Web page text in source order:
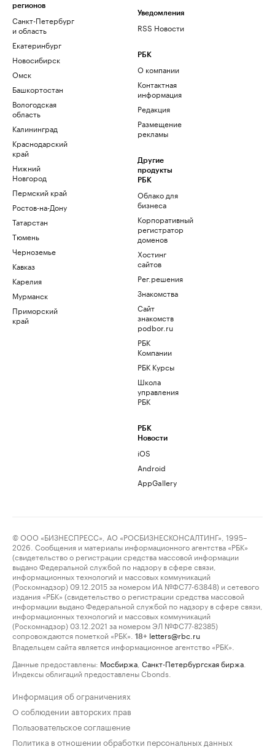
регионов
Санкт-Петербург
и область
Екатеринбург
Новосибирск
Омск
Башкортостан
Вологодская
область
Калининград
Краснодарский
край
Нижний
Новгород
Пермский край
Ростов-на-Дону
Татарстан
Тюмень
Черноземье
Кавказ
Карелия
Мурманск
Приморский
край
Уведомления
RSS Новости
РБК
О компании
Контактная
информация
Редакция
Размещение
рекламы
Другие
продукты
РБК
Облако для
бизнеса
Корпоративный
регистратор
доменов
Хостинг
сайтов
Рег.решения
Знакомства
Сайт
знакомств
podbor.ru
РБК
Компании
РБК Курсы
Школа
управления
РБК
РБК
Новости
iOS
Android
AppGallery
© ООО «БИЗНЕСПРЕСС», АО «РОСБИЗНЕСКОНСАЛТИНГ», 1995–
2026. Сообщения и материалы информационного агентства «РБК»
(свидетельство о регистрации средства массовой информации
выдано Федеральной службой по надзору в сфере связи,
информационных технологий и массовых коммуникаций
(Роскомнадзор) 09.12.2015 за номером ИА №ФС77-63848) и сетевого
издания «РБК» (свидетельство о регистрации средства массовой
информации выдано Федеральной службой по надзору в сфере связи,
информационных технологий и массовых коммуникаций
(Роскомнадзор) 03.12.2021 за номером ЭЛ №ФС77-82385)
сопровождаются пометкой «РБК».
18+ letters@rbc.ru
Владельцем сайта является информационное агентство «РБК».
Данные предоставлены: Мосбиржа Санкт-Петербургская биржа
Индексы облигаций предоставлены Cbonds.
Информация об ограничениях
О соблюдении авторских прав
Пользовательское соглашение
Политика в отношении обработки персональных данных